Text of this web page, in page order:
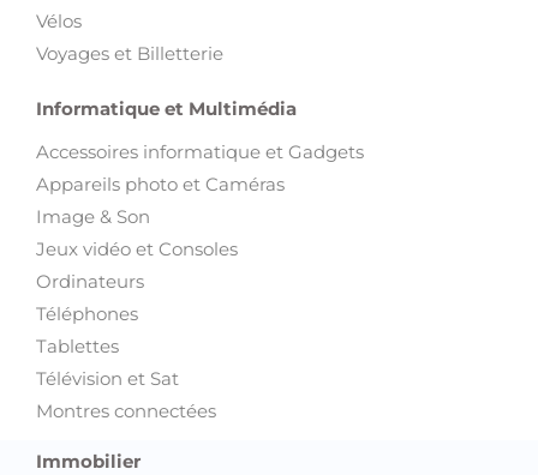
Vélos
Voyages et Billetterie
Informatique et Multimédia
Accessoires informatique et Gadgets
Appareils photo et Caméras
Image & Son
Jeux vidéo et Consoles
Ordinateurs
Téléphones
Tablettes
Télévision et Sat
Montres connectées
Immobilier